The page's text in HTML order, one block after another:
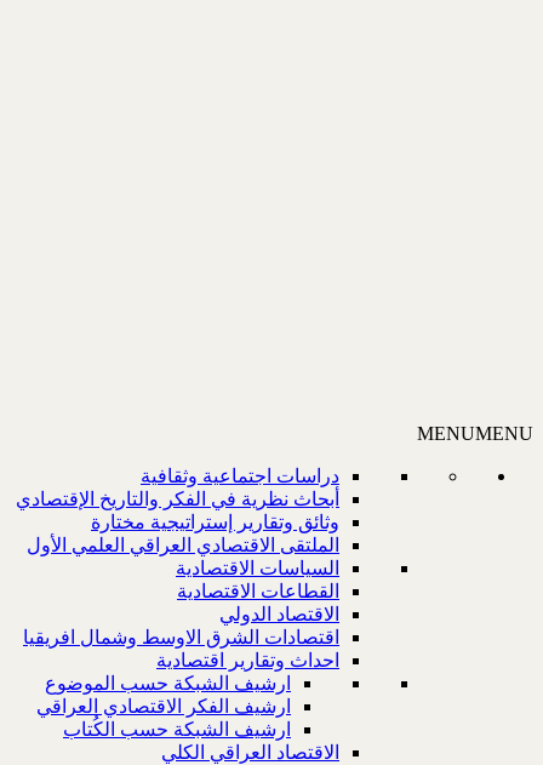
MENUMENU
دراسات اجتماعية وثقافية
أبحاث نظرية في الفكر والتاريخ الإقتصادي
وثائق وتقارير إستراتيجية مختارة
الملتقى الاقتصادي العراقي العلمي الأول
السياسات الاقتصادية
القطاعات الاقتصادية
الاقتصاد الدولي
اقتصادات الشرق الاوسط وشمال افريقيا
احداث وتقارير اقتصادية
ارشيف الشبكة حسب الموضوع
ارشيف الفكر الاقتصادي العراقي
ارشيف الشبكة حسب الكُتاب
الاقتصاد العراقي الكلي